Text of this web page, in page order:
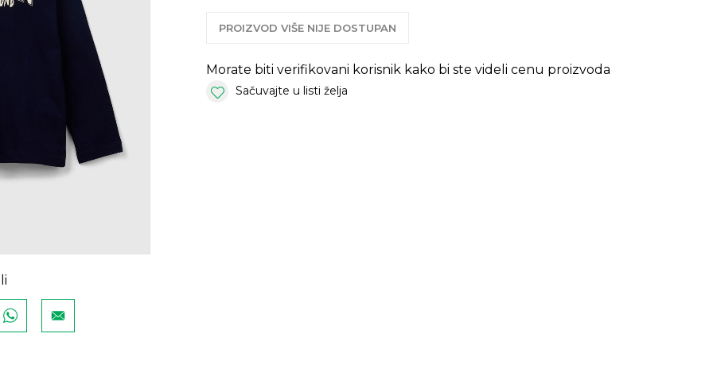
PROIZVOD VIŠE NIJE DOSTUPAN
Morate biti verifikovani korisnik kako bi ste videli cenu proizvoda
Sačuvajte u listi želja